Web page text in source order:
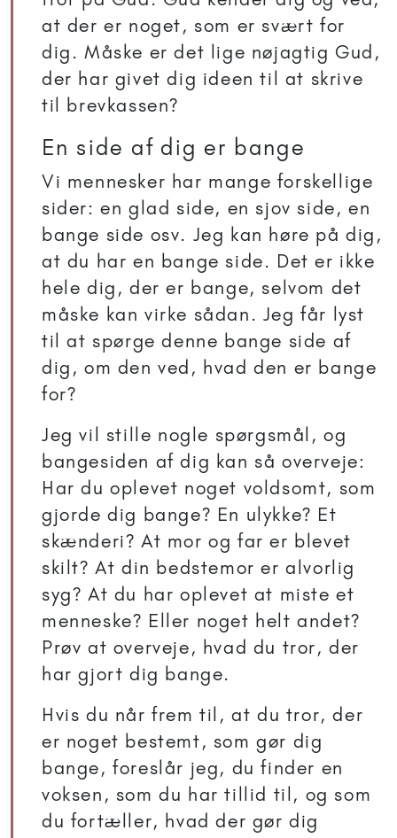
at der er noget, som er svært for
dig. Måske er det lige nøjagtig Gud,
der har givet dig ideen til at skrive
til brevkassen?
En side af dig er bange
Vi mennesker har mange forskellige
sider: en glad side, en sjov side, en
bange side osv. Jeg kan høre på dig,
at du har en bange side. Det er ikke
hele dig, der er bange, selvom det
måske kan virke sådan. Jeg får lyst
til at spørge denne bange side af
dig, om den ved, hvad den er bange
for?
Jeg vil stille nogle spørgsmål, og
bangesiden af dig kan så overveje:
Har du oplevet noget voldsomt, som
gjorde dig bange? En ulykke? Et
skænderi? At mor og far er blevet
skilt? At din bedstemor er alvorlig
syg? At du har oplevet at miste et
menneske? Eller noget helt andet?
Prøv at overveje, hvad du tror, der
har gjort dig bange.
Hvis du når frem til, at du tror, der
er noget bestemt, som gør dig
bange, foreslår jeg, du finder en
voksen, som du har tillid til, og som
du fortæller, hvad der gør dig